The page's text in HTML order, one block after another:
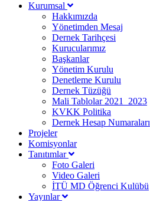
Kurumsal
Hakkımızda
Yönetimden Mesaj
Dernek Tarihçesi
Kurucularımız
Başkanlar
Yönetim Kurulu
Denetleme Kurulu
Dernek Tüzüğü
Mali Tablolar 2021_2023
KVKK Politika
Dernek Hesap Numaraları
Projeler
Komisyonlar
Tanıtımlar
Foto Galeri
Video Galeri
İTÜ MD Öğrenci Kulübü
Yayınlar